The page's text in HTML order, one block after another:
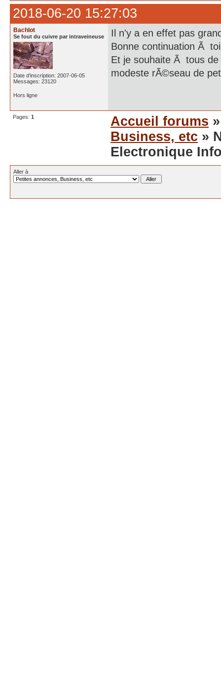
2018-06-20 15:27:03
Bachlot
Se fout du cuivre par intraveineuse
Date d'inscription: 2007-06-05
Messages: 23120
Il n'y a en effet pas
Bonne continuation Ã
Et je souhaite Ã tous
modeste rÃ©seau de
Hors ligne
Pages: 1 Accueil forums
Business, etc »
Electronique
Aller à